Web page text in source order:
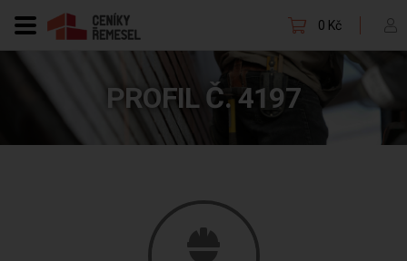
0 Kč
PROFIL Č. 4197